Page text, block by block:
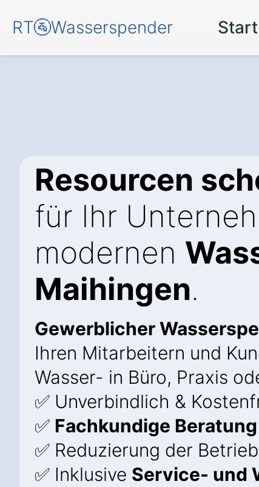
RT🚰Wasserspender Start
Resourcen
für Ihr
modernen
Maihingen.
Gewerblicher
Ihren Mitarbeitern und
Wasser- in Büro, Praxis
✅ Unverbindlich &
✅ Fachkundige Beratung
✅ Reduzierung der
✅ Inklusive Service- und